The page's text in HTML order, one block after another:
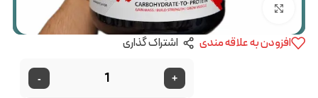
بزرگنمایی تصویر
افزودن به علاقه مندی اشتراک گذاری
- +